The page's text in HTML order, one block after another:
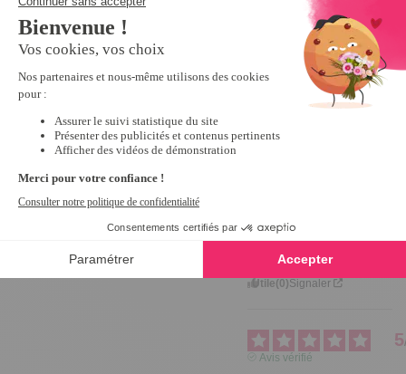
Trier les avis
05/11/2019 , suite à
une expérience du
par A.A.
Utile Signaler
Avis du03/10/2019
une expérience du
02/09/2019
par
Utile(0)Signaler
5
Avis vérifié